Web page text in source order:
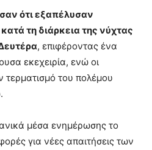
ότι εξαπέλυσαν
τη διάρκεια της νύχτας
, επιφέροντας ένα
εκεχειρία, ενώ οι
τερματισμό του πολέμου
μέσα ενημέρωσης το
για νέες απαιτήσεις των